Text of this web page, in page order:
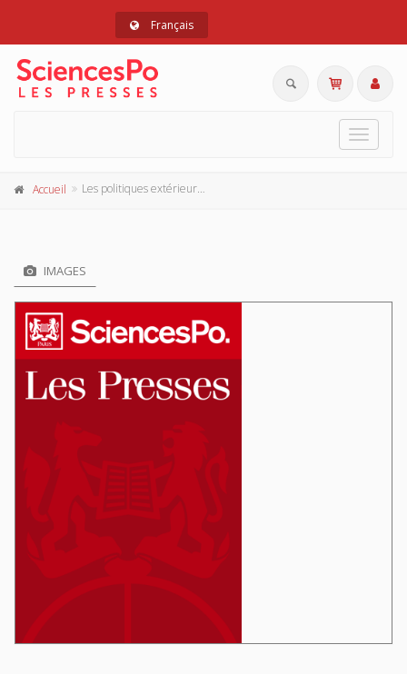
Français
Toggle
Accueil Les politiques extérieures européennes dans la crise
IMAGES